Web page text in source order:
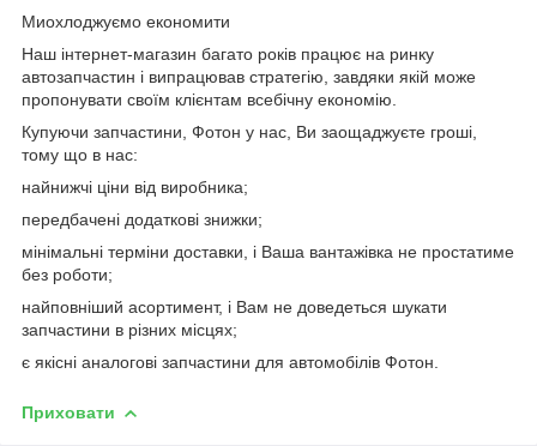
Миохлоджуємо економити
Наш інтернет-магазин багато років працює на ринку
автозапчастин і випрацював стратегію, завдяки якій може
пропонувати своїм клієнтам всебічну економію.
Купуючи запчастини, Фотон у нас, Ви заощаджуєте гроші,
тому що в нас:
найнижчі ціни від виробника;
передбачені додаткові знижки;
мінімальні терміни доставки, і Ваша вантажівка не простатиме
без роботи;
найповніший асортимент, і Вам не доведеться шукати
запчастини в різних місцях;
є якісні аналогові запчастини для автомобілів Фотон.
Приховати